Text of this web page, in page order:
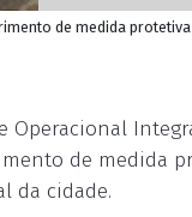
de medida
Operacional
de medida
da cidade.